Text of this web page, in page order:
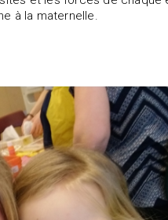
à la maternelle.